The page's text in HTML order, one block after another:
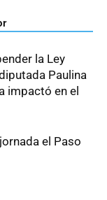
la Ley
Paulina
impactó en el
el Paso